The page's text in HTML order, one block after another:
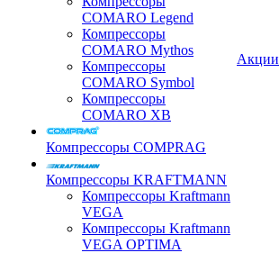
COMARO Legend
Компрессоры
COMARO Mythos
Компрессоры
COMARO Symbol
Компрессоры
COMARO XB
Компрессоры COMPRAG
Компрессоры KRAFTMANN
Компрессоры Kraftmann
VEGA
Компрессоры Kraftmann
VEGA OPTIMA
Акции